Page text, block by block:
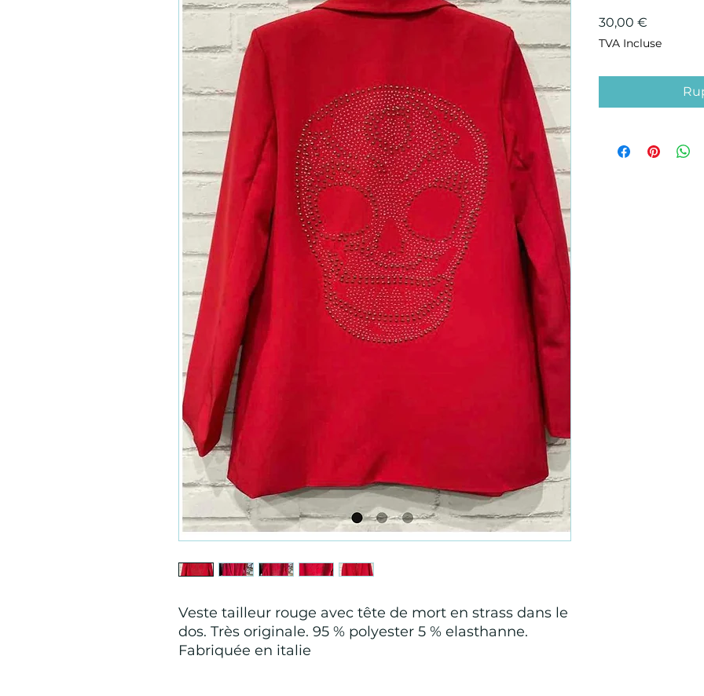
Veste tailleur rouge avec tête de mort en strass dans le
dos. Très originale. 95 % polyester 5 % elasthanne.
Fabriquée en italie
30,00 €
TVA Incluse